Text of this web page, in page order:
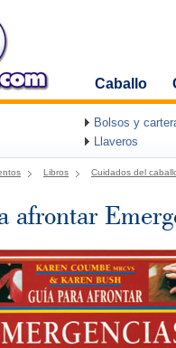
Caballo
Bolsos y
Llaveros
Libros Cuidados del
afrontar